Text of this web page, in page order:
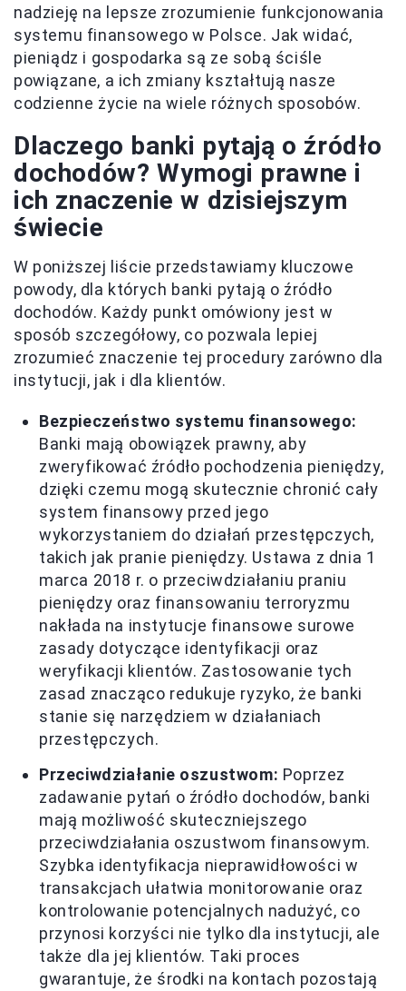
nadzieję na lepsze zrozumienie funkcjonowania
systemu finansowego w Polsce. Jak widać,
pieniądz i gospodarka są ze sobą ściśle
powiązane, a ich zmiany kształtują nasze
codzienne życie na wiele różnych sposobów.
Dlaczego banki pytają o źródło
dochodów? Wymogi prawne i
ich znaczenie w dzisiejszym
świecie
W poniższej liście przedstawiamy kluczowe
powody, dla których banki pytają o źródło
dochodów. Każdy punkt omówiony jest w
sposób szczegółowy, co pozwala lepiej
zrozumieć znaczenie tej procedury zarówno dla
instytucji, jak i dla klientów.
Bezpieczeństwo systemu finansowego:
Banki mają obowiązek prawny, aby
zweryfikować źródło pochodzenia pieniędzy,
dzięki czemu mogą skutecznie chronić cały
system finansowy przed jego
wykorzystaniem do działań przestępczych,
takich jak pranie pieniędzy. Ustawa z dnia 1
marca 2018 r. o przeciwdziałaniu praniu
pieniędzy oraz finansowaniu terroryzmu
nakłada na instytucje finansowe surowe
zasady dotyczące identyfikacji oraz
weryfikacji klientów. Zastosowanie tych
zasad znacząco redukuje ryzyko, że banki
stanie się narzędziem w działaniach
przestępczych.
Przeciwdziałanie oszustwom: Poprzez
zadawanie pytań o źródło dochodów, banki
mają możliwość skuteczniejszego
przeciwdziałania oszustwom finansowym.
Szybka identyfikacja nieprawidłowości w
transakcjach ułatwia monitorowanie oraz
kontrolowanie potencjalnych nadużyć, co
przynosi korzyści nie tylko dla instytucji, ale
także dla jej klientów. Taki proces
gwarantuje, że środki na kontach pozostają